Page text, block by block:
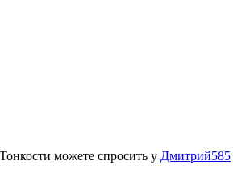
можете спросить у Дмитрий585